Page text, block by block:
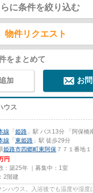
に条件を絞り込む
物件リクエスト
をまとめて
加 お
ウス
線 「姫路 」駅 バス13分 「阿保橋
線 「東姫路 」駅 徒歩29分
姫路市四郷町東阿保 ７７１番地１
円
：築25年 ｜募集中： 1室
2階建
ンハウス。入浴後でも温度や湿度